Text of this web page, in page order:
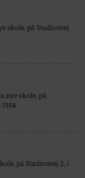
skole, på Stadionvej
nye skole, på
på Stadionvej 2, i